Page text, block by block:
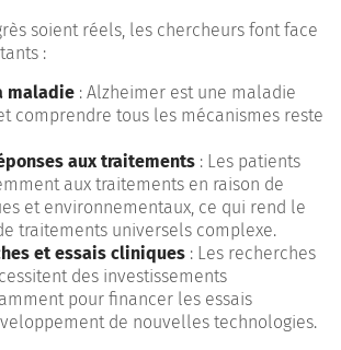
soient réels, les chercheurs font face
:
maladie : Alzheimer est une maladie
comprendre tous les mécanismes reste
aux traitements : Les patients
aux traitements en raison de
et environnementaux, ce qui rend le
traitements universels complexe.
et essais cliniques : Les recherches
des investissements
pour financer les essais
de nouvelles technologies.